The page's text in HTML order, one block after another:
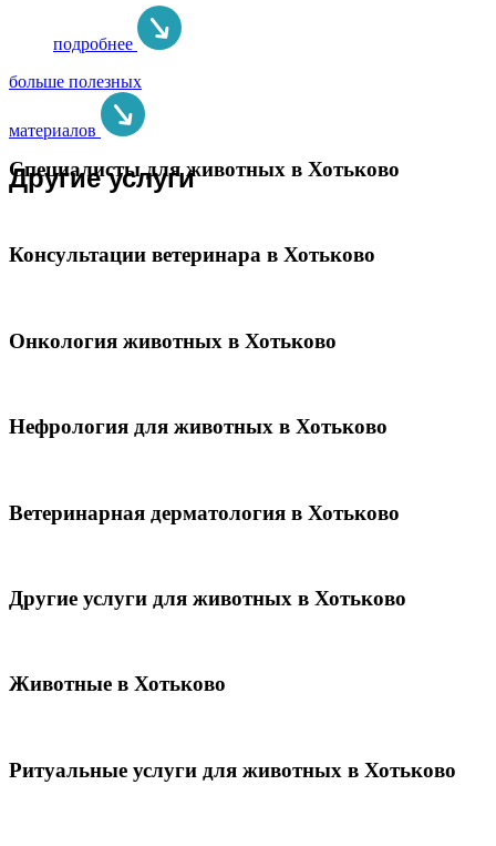
подробнее
больше полезных
материалов
Другие услуги
Специалисты для животных в Хотьково
Консультации ветеринара в Хотьково
Онкология животных в Хотьково
Нефрология для животных в Хотьково
Ветеринарная дерматология в Хотьково
Другие услуги для животных в Хотьково
Животные в Хотьково
Ритуальные услуги для животных в Хотьково